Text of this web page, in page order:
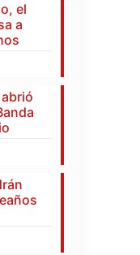
el
a